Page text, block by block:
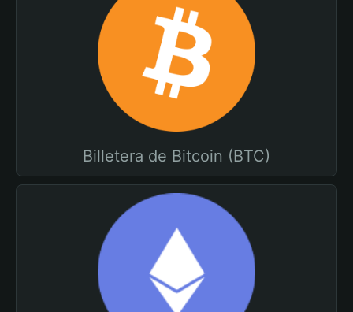
Billetera de Bitcoin (BTC)